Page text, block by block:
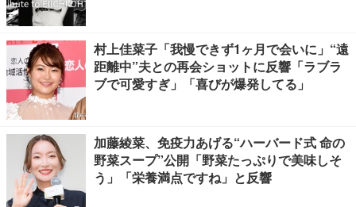
村上佳菜子「我慢できず1ヶ月で会いに」“遠
距離中”夫との再会ショットに反響「ラブラ
ブで可愛すぎ」「喜びが爆発してる」
加藤綾菜、免疫力あげる“ハーバード式 命の
野菜スープ”公開「野菜たっぷりで美味しそ
う」「栄養満点ですね」と反響